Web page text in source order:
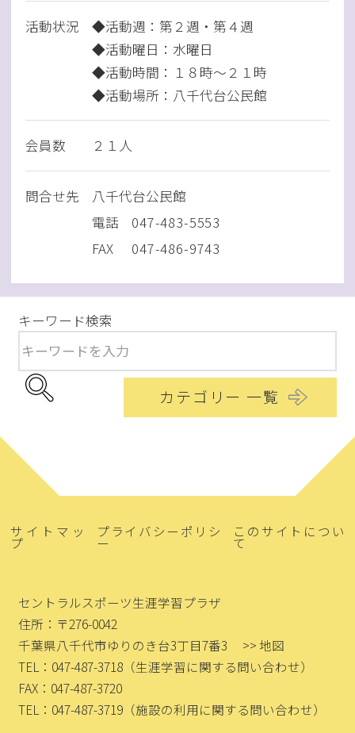
活動状況
◆活動週：第２週・第４週
◆活動曜日：水曜日
◆活動時間：１８時～２１時
◆活動場所：八千代台公民館
会員数 ２１人
問合せ先
八千代台公民館
電話
047-483-5553
FAX
047-486-9743
キーワード検索
カテゴリー 一覧
サイトマッ
プ
プライバシーポリシ
ー
このサイトについ
て
セントラルスポーツ生涯学習プラザ
住所：〒276-0042
千葉県八千代市ゆりのき台3丁目7番3
>> 地図
TEL：047-487-3718 （生涯学習に関する問い合わせ）
FAX：047-487-3720
TEL：047-487-3719 （施設の利用に関する問い合わせ）